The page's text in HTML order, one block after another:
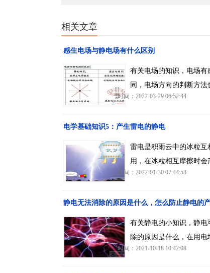
相关文章
感生电场与静电场有什么区别
有关电场的知识，电场
同，电场方向的判断方
时间：2022-03-29 06:52:44
电学基础知识5：产生雷电的静电
雷电是积雨云中的冰粒
用，在冰粒相互摩擦时会
时间：2022-01-30 07:44:53
静电无法消除的原因是什么，怎么防止静电的
有关静电的小知识，静
除的原因是什么，在用电
时间：2021-10-18 10:42:08